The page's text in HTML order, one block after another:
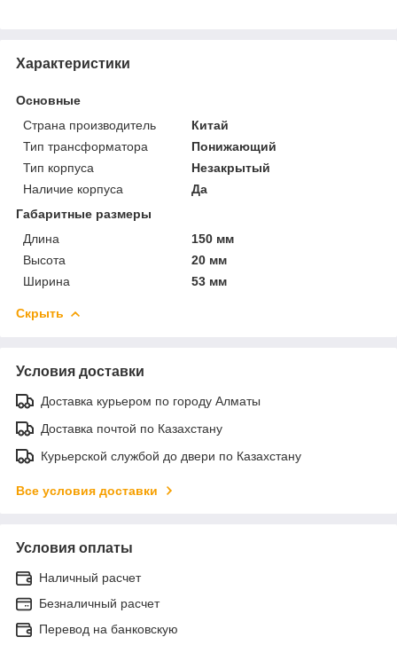
Характеристики
Основные
Страна производитель
Китай
Тип трансформатора
Понижающий
Тип корпуса
Незакрытый
Наличие корпуса
Да
Габаритные размеры
Длина
150 мм
Высота
20 мм
Ширина
53 мм
Скрыть
Условия доставки
Доставка курьером по городу Алматы
Доставка почтой по Казахстану
Курьерской службой до двери по Казахстану
Все условия доставки
Условия оплаты
Наличный расчет
Безналичный расчет
Перевод на банковскую